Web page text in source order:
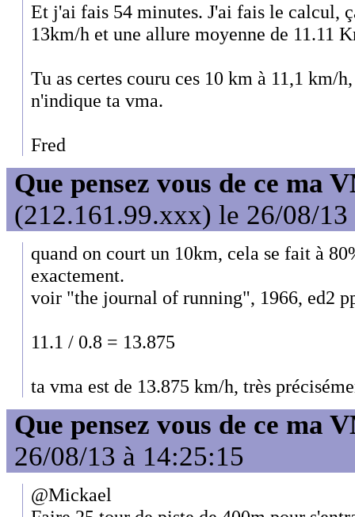
Et j'ai fais 54 minutes. J'ai fais le calcul,
13km/h et une allure moyenne de 11.11
Tu as certes couru ces 10 km à 11,1 km/
n'indique ta vma.
Fred
Que pensez vous de ce ma
(212.161.99.xxx) le 26/08/13
quand on court un 10km, cela se fait à
exactement.
voir "the journal of running", 1966, ed2
11.1 / 0.8 = 13.875
ta vma est de 13.875 km/h, très
Que pensez vous de ce ma
26/08/13 à 14:25:15
@Mickael